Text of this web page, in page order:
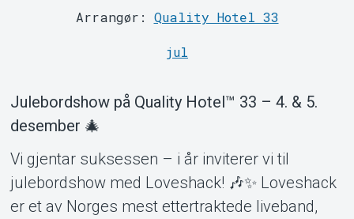
Om Tickster
Arrangør: Quality Hotel 33
jul
Julebordshow på Quality Hotel™ 33 – 4. & 5.
desember 🎄
Vi gjentar suksessen – i år inviterer vi til
julebordshow med Loveshack! 🎶✨ Loveshack
er et av Norges mest ettertraktede liveband,